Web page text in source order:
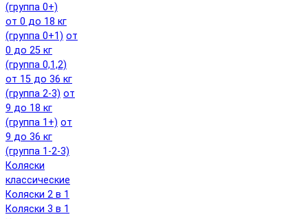
(группа 0+)
от 0 до 18 кг
(группа 0+1) от
0 до 25 кг
(группа 0,1,2)
от 15 до 36 кг
(группа 2-3) от
9 до 18 кг
(группа 1+) от
9 до 36 кг
(группа 1-2-3)
Коляски
классические
Коляски 2 в 1
Коляски 3 в 1